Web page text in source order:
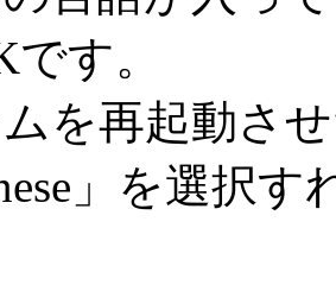
す。
を再起動さ
」を選択す